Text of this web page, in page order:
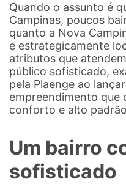
Quando o assunto é
Campinas, poucos
quanto a Nova
e estrategicamente
atributos que
público sofisticado,
pela Plaenge ao
empreendimento que
conforto e alto
Um bairro
sofisticado